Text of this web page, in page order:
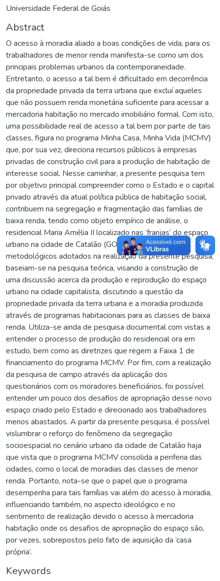
Universidade Federal de Goiás
Abstract
O acesso à moradia aliado a boas condições de vida, para os
trabalhadores de menor renda manifesta-se como um dos
principais problemas urbanos da contemporaneidade.
Entretanto, o acesso a tal bem é dificultado em decorrência
da propriedade privada da terra urbana que excluí aqueles
que não possuem renda monetária suficiente para acessar a
mercadoria habitação no mercado imobiliário formal. Com isto,
uma possibilidade real de acesso a tal bem por parte de tais
classes, figura no programa Minha Casa, Minha Vida (MCMV)
que, por sua vez, direciona recursos públicos à empresas
privadas de construção civil para a produção de habitação de
interesse social. Nesse caminhar, a presente pesquisa tem
por objetivo principal compreender como o Estado e o capital
privado através da atual política pública de habitação social,
contribuem na segregação e fragmentação das famílias de
baixa renda, tendo como objeto empírico de análise, o
residencial Maria Amélia II localizado nas ‘franjas’ do espaço
urbano na cidade de Catalão (GO). Os procedimentos
metodológicos adotados na realização da presente pesquisa,
baseiam-se na pesquisa teórica, visando a construção de
uma discussão acerca da produção e reprodução do espaço
urbano na cidade capitalista, discutindo a questão da
propriedade privada da terra urbana e a moradia produzida
através de programas habitacionais para as classes de baixa
renda. Utiliza-se ainda de pesquisa documental com vistas a
entender o processo de produção do residencial ora em
estudo, bem como as diretrizes que regem a Faixa 1 de
financiamento do programa MCMV. Por fim, com a realização
da pesquisa de campo através da aplicação dos
questionários com os moradores beneficiários, foi possível
entender um pouco dos desafios de apropriação desse novo
espaço criado pelo Estado e direcionado aos trabalhadores
menos abastados. A partir da presente pesquisa, é possível
vislumbrar o reforço do fenômeno da segregação
socioespacial no cenário urbano da cidade de Catalão haja
que vista que o programa MCMV consolida a periferia das
cidades, como o local de moradias das classes de menor
renda. Portanto, nota-se que o papel que o programa
desempenha para tais famílias vai além do acesso à moradia,
influenciando também, no aspecto ideológico e no
sentimento de realização devido o acesso à mercadoria
habitação onde os desafios de apropriação do espaço são,
por vezes, sobrepostos pelo fato de aquisição da ‘casa
própria’.
Keywords